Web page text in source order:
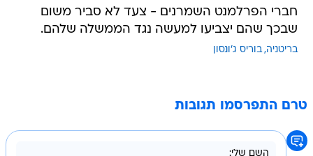
חברי הפרלמנט השמרנים - צעד לא סביר משום
שבכך שהם יצביעו למעשה נגד הממשלה שלהם.
בריטניה בוריס ג'ונסון
טרם התפרסמו תגובות